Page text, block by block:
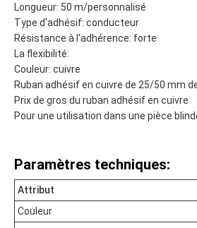
Longueur: 50 m/personnalisé
Type d'adhésif: conducteur
Résistance à l'adhérence: forte
La flexibilité:
Couleur: cuivre
Ruban adhésif en cuivre de 25/50 mm
Prix de gros du ruban adhésif en cuivre
Pour une utilisation dans une pièce
Paramètres techniques:
Attribut
Couleur